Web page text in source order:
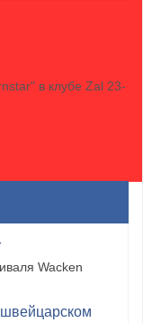
в клубе Zal 23-
Wacken